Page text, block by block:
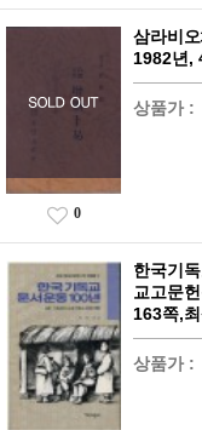
삼라비
1982년,
상품가 :
0
한국기
교고문
163쪽,
상품가 :